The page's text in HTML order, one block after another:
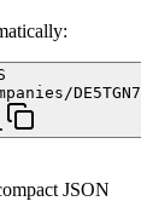
JSON